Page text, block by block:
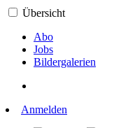
Übersicht
Abo
Jobs
Bildergalerien
Anmelden